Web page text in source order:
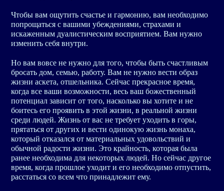
Чтобы вам ощутить счастье и гармонию, вам необходимо
попрощаться с вашими убеждениями, страхами и
искаженным дуалистическим восприятием. Вам нужно
изменить себя внутри.
Но вам вовсе не нужно для того, чтобы быть счастливым
бросать дом, семью, работу. Вам не нужно вести образ
жизни аскета, отшельника. Сейчас прекрасное время,
когда все ваши возможности, весь ваш божественный
потенциал зависит от того, насколько вы хотите и не
боитесь его проявить в этой жизни, в реальной жизни
среди людей. Жизнь от вас не требует уходить в горы,
прятаться от других и вести одинокую жизнь монаха,
который отказался от материальных удовольствий и
обычной радости жизни. Это крайность, которая была
ранее необходима для некоторых людей. Но сейчас другое
время, когда прошлое уходит и его необходимо отпустить,
расстаться со всем что принадлежит ему.